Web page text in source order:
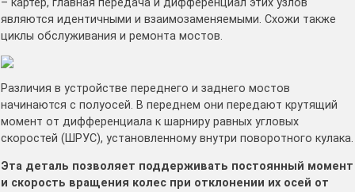
– картер, главная передача и дифференциал этих узлов
являются идентичными и взаимозаменяемыми. Схожи также
циклы обслуживания и ремонта мостов.
Различия в устройстве переднего и заднего мостов
начинаются с полуосей. В переднем они передают крутящий
момент от дифференциала к шарниру равных угловых
скоростей (ШРУС), установленному внутри поворотного кулака.
Эта деталь позволяет поддерживать постоянный момент
и скорость вращения колес при отклонении их осей от